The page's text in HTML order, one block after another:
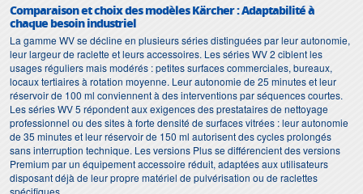
Comparaison et choix des modèles Kärcher : Adaptabilité à
chaque besoin industriel
La gamme WV se décline en plusieurs séries distinguées par leur autonomie,
leur largeur de raclette et leurs accessoires. Les séries WV 2 ciblent les
usages réguliers mais modérés : petites surfaces commerciales, bureaux,
locaux tertiaires à rotation moyenne. Leur autonomie de 25 minutes et leur
réservoir de 100 ml conviennent à des interventions par séquences courtes.
Les séries WV 5 répondent aux exigences des prestataires de nettoyage
professionnel ou des sites à forte densité de surfaces vitrées : leur autonomie
de 35 minutes et leur réservoir de 150 ml autorisent des cycles prolongés
sans interruption technique. Les versions Plus se différencient des versions
Premium par un équipement accessoire réduit, adaptées aux utilisateurs
disposant déjà de leur propre matériel de pulvérisation ou de raclettes
spécifiques.